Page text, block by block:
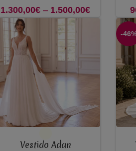
1.300,00€ – 1.500,00€
range:
1.300,00€
1.500,00€
Vestido Adan
-